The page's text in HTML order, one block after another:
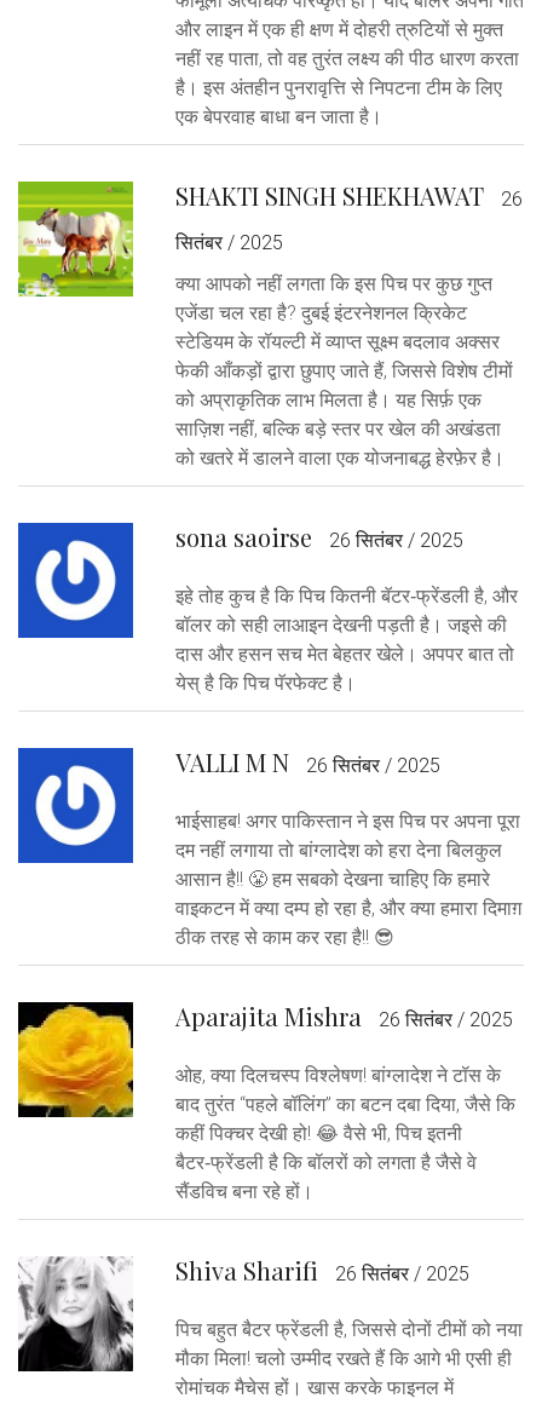
और लाइन में एक ही क्षण में दोहरी त्रुटियों से मुक्त
नहीं रह पाता, तो वह तुरंत लक्ष्य की पीठ धारण करता
है। इस अंतहीन पुनरावृत्ति से निपटना टीम के लिए
एक बेपरवाह बाधा बन जाता है।
SHAKTI SINGH SHEKHAWAT
26
सितंबर / 2025
क्या आपको नहीं लगता कि इस पिच पर कुछ गुप्त
एजेंडा चल रहा है? दुबई इंटरनेशनल क्रिकेट
स्टेडियम के रॉयल्टी में व्याप्त सूक्ष्म बदलाव अक्सर
फेकी आँकड़ों द्वारा छुपाए जाते हैं, जिससे विशेष टीमों
को अप्राकृतिक लाभ मिलता है। यह सिर्फ़ एक
साज़िश नहीं, बल्कि बड़े स्तर पर खेल की अखंडता
को खतरे में डालने वाला एक योजनाबद्ध हेरफ़ेर है।
sona saoirse 26 सितंबर / 2025
इहे तोह कुच है कि पिच कितनी बॅटर‑फ्रेंडली है, और
बॉलर को सही लाआइन देखनी पड़ती है। जइसे की
दास और हसन सच मेत बेहतर खेले। अपपर बात तो
येस् है कि पिच पॅरफेक्ट है।
VALLI M N 26 सितंबर / 2025
भाईसाहब! अगर पाकिस्तान ने इस पिच पर अपना पूरा
दम नहीं लगाया तो बांग्लादेश को हरा देना बिलकुल
आसान है!! 😤 हम सबको देखना चाहिए कि हमारे
वाइकटन में क्‍या दम्प हो रहा है, और क्या हमारा दिमाग़
ठीक तरह से काम कर रहा है!! 😎
Aparajita Mishra 26 सितंबर / 2025
ओह, क्या दिलचस्प विश्‍लेषण! बांग्लादेश ने टॉस के
बाद तुरंत “पहले बॉलिंग” का बटन दबा दिया, जैसे कि
कहीं पिक्चर देखी हो! 😂 वैसे भी, पिच इतनी
बैटर‑फ्रेंडली है कि बॉलरों को लगता है जैसे वे
सैंडविच बना रहे हों।
Shiva Sharifi 26 सितंबर / 2025
पिच बहुत बैटर फ्रेंडली है, जिससे दोनों टीमों को नया
मौका मिला! चलो उम्मीद रखते हैं कि आगे भी एसी ही
रोमांचक मैचेस हों। खास करके फाइनल में